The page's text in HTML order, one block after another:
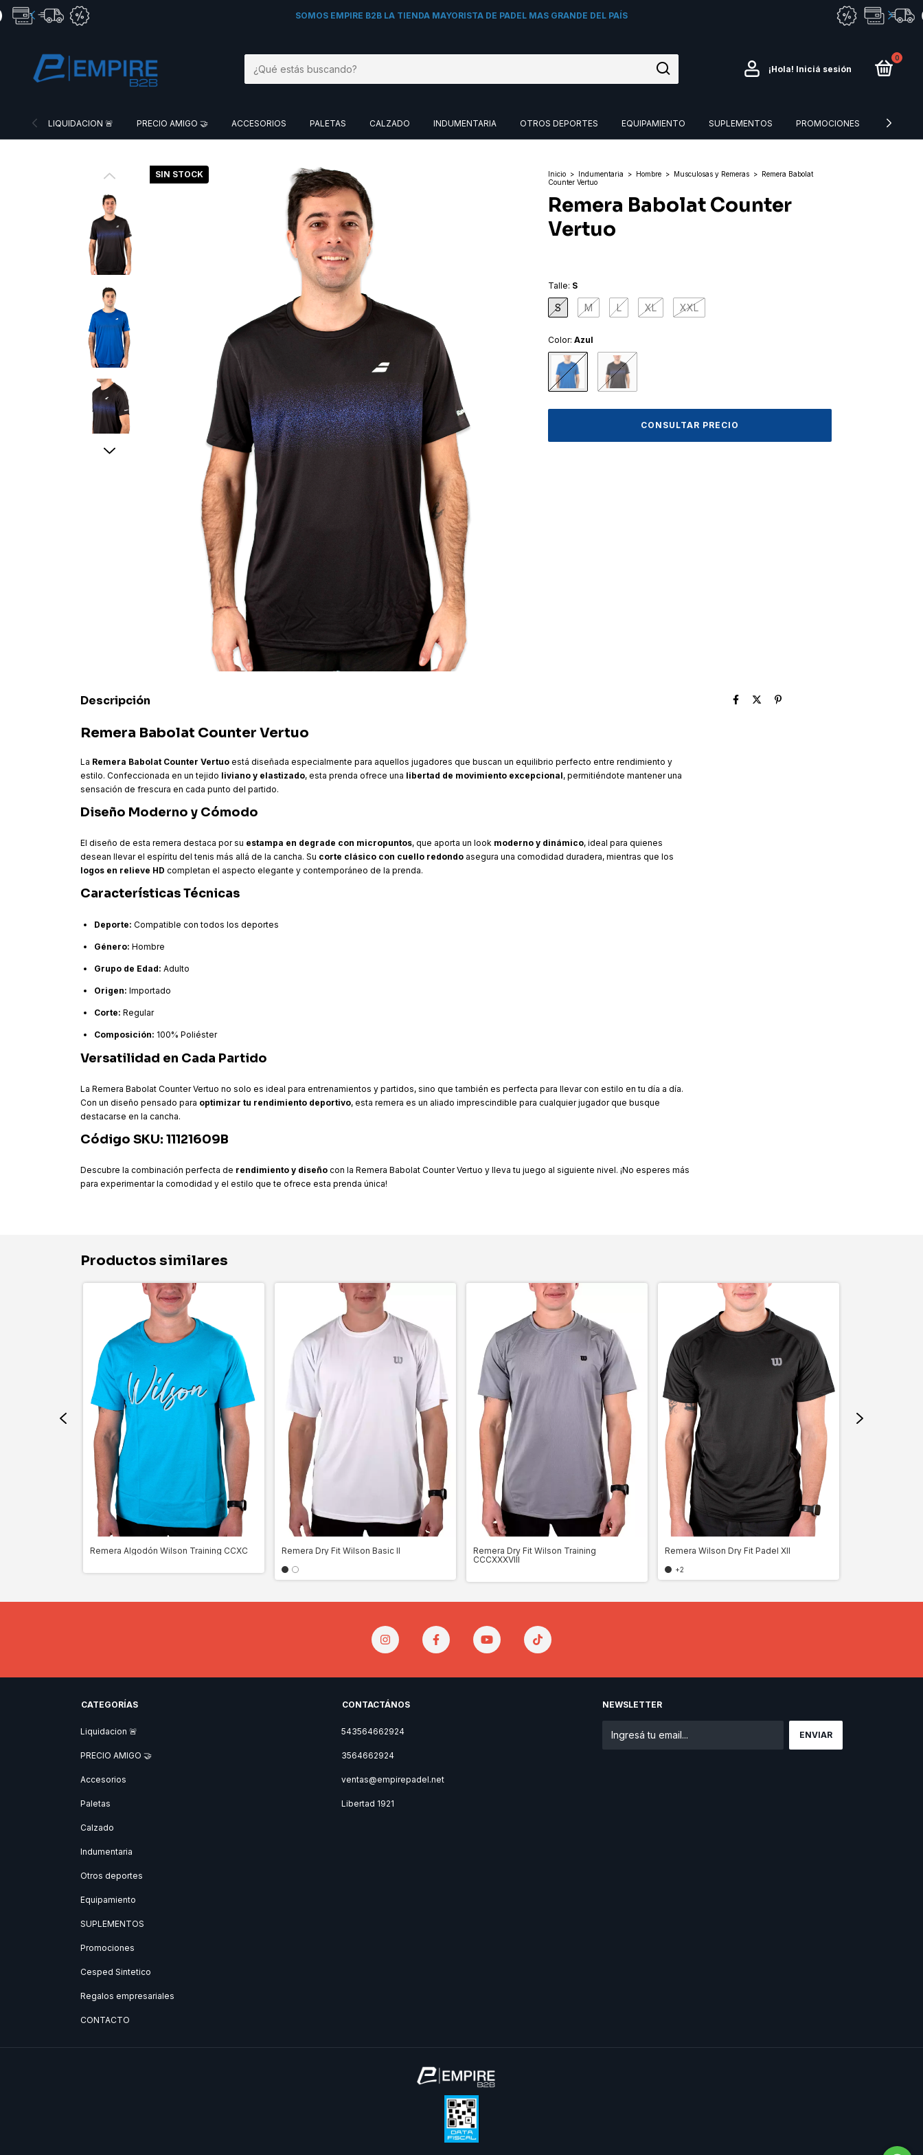
SOMOS EMPIRE B2B LA TIENDA MAYORISTA DE PADEL MAS GRANDE DEL PAÍS
¡Hola! Iniciá sesión
0
LIQUIDACION 🚨 PRECIO AMIGO 🤝 ACCESORIOS PALETAS CALZADO INDUMENTARIA OTROS DEPORTES EQUIPAMIENTO SUPLEMENTOS PROMOCIONES CESPED
SIN STOCK Inicio > Indumentaria > Hombre > Musculosas y Remeras > Remera Babolat
Counter Vertuo
Remera Babolat Counter
Vertuo
Talle: S
S M L XL XXL
Color: Azul
Descripción
Remera Babolat Counter Vertuo
La Remera Babolat Counter Vertuo está diseñada especialmente para aquellos jugadores que buscan un equilibrio perfecto entre rendimiento y
estilo. Confeccionada en un tejido liviano y elastizado, esta prenda ofrece una libertad de movimiento excepcional, permitiéndote mantener una
sensación de frescura en cada punto del partido.
Diseño Moderno y Cómodo
El diseño de esta remera destaca por su estampa en degrade con micropuntos, que aporta un look moderno y dinámico, ideal para quienes
desean llevar el espíritu del tenis más allá de la cancha. Su corte clásico con cuello redondo asegura una comodidad duradera, mientras que los
logos en relieve HD completan el aspecto elegante y contemporáneo de la prenda.
Características Técnicas
Deporte: Compatible con todos los deportes
Género: Hombre
Grupo de Edad: Adulto
Origen: Importado
Corte: Regular
Composición: 100% Poliéster
Versatilidad en Cada Partido
La Remera Babolat Counter Vertuo no solo es ideal para entrenamientos y partidos, sino que también es perfecta para llevar con estilo en tu día a día.
Con un diseño pensado para optimizar tu rendimiento deportivo, esta remera es un aliado imprescindible para cualquier jugador que busque
destacarse en la cancha.
Código SKU: 11121609B
Descubre la combinación perfecta de rendimiento y diseño con la Remera Babolat Counter Vertuo y lleva tu juego al siguiente nivel. ¡No esperes más
para experimentar la comodidad y el estilo que te ofrece esta prenda única!
Productos similares
Remera Algodón Wilson Training CCXC Remera Dry Fit Wilson Basic II
Remera Dry Fit Wilson Training
CCCXXXVIII
Remera Wilson Dry Fit Padel XII
+2
CATEGORÍAS
Liquidacion 🚨
PRECIO AMIGO 🤝
Accesorios
Paletas
Calzado
Indumentaria
Otros deportes
Equipamiento
SUPLEMENTOS
Promociones
Cesped Sintetico
Regalos empresariales
CONTACTO
CONTACTÁNOS
543564662924
3564662924
ventas@empirepadel.net
Libertad 1921
NEWSLETTER